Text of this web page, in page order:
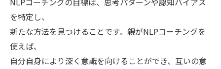
を特定し、
新たな方法を見つけることです。親がNLPコーチングを
使えば、
自分自身により深く意識を向けることができ、互いの意